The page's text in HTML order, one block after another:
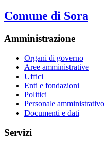
Comune di Sora
Amministrazione
Organi di governo
Aree amministrative
Uffici
Enti e fondazioni
Politici
Personale amministrativo
Documenti e dati
Servizi